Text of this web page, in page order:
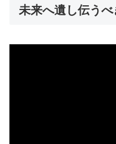
未来へ遺し伝う